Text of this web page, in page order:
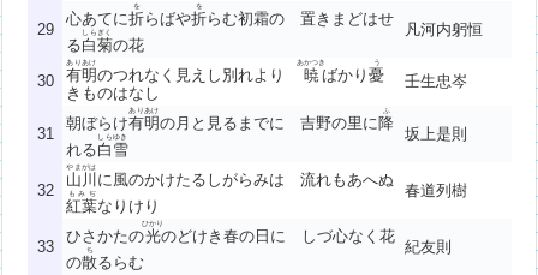
29
心あてに折
を
らばや折
を
らむ初霜の 置きまどはせ
る白菊
しらぎく
の花
凡河内躬恒
30 有明
ありあけ
のつれなく見えし別れより 暁
あかつき
ばかり憂
う
きものはなし
壬生忠岑
31
朝ぼらけ有明
ありあけ
の月と見るまでに 吉野の里に降
ふ
れる白雪
しらゆき 坂上是則
32
山川
やまがは
に風のかけたるしがらみは 流れもあへぬ
紅葉
もみぢ
なりけり
春道列樹
33
ひさかたの光
ひかり
のどけき春の日に しづ心なく花
の散
ち
るらむ
紀友則